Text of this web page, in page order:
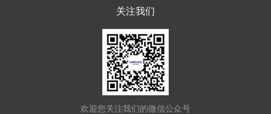
关注我们
欢迎您关注我们的微信公众号